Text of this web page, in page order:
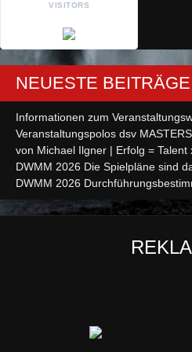
VISITORS
NEUESTE BEITRÄGE
Informationen zum
Veranstaltungspolos dsv
von Michael Ilgner | Erfolg = Talent
DWMM 2026 Die Spielpläne sind
DWMM 2026